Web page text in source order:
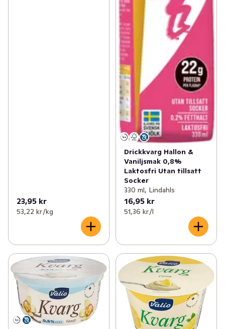
23,95 kr
53,22 kr /kg
Drickkvarg Hallon &
Vaniljsmak 0,8%
Laktosfri Utan tillsatt
Socker
330 ml, Lindahls
16,95 kr
51,36 kr /l